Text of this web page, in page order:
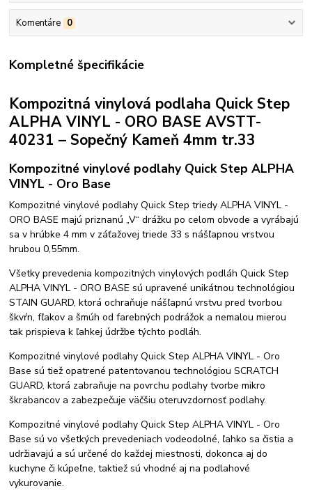
Komentáre 0
Kompletné špecifikácie
Kompozitná vinylová podlaha Quick Step
ALPHA VINYL - ORO BASE AVSTT-
40231 – Sopečný Kameň 4mm tr.33
Kompozitné vinylové podlahy Quick Step ALPHA
VINYL - Oro Base
Kompozitné vinylové podlahy Quick Step triedy ALPHA VINYL -
ORO BASE majú priznanú „V“ drážku po celom obvode a vyrábajú
sa v hrúbke 4 mm v záťažovej triede 33 s nášľapnou vrstvou
hrubou 0,55mm.
Všetky prevedenia kompozitných vinylových podláh Quick Step
ALPHA VINYL - ORO BASE sú upravené unikátnou technológiou
STAIN GUARD, ktorá ochraňuje nášľapnú vrstvu pred tvorbou
škvŕn, fľakov a šmúh od farebných podrážok a nemalou mierou
tak prispieva k ľahkej údržbe týchto podláh.
Kompozitné vinylové podlahy Quick Step ALPHA VINYL - Oro
Base sú tiež opatrené patentovanou technológiou SCRATCH
GUARD, ktorá zabraňuje na povrchu podlahy tvorbe mikro
škrabancov a zabezpečuje väčšiu oteruvzdornosť podlahy.
Kompozitné vinylové podlahy Quick Step ALPHA VINYL - Oro
Base sú vo všetkých prevedeniach vodeodolné, ľahko sa čistia a
udržiavajú a sú určené do každej miestnosti, dokonca aj do
kuchyne či kúpeľne, taktiež sú vhodné aj na podlahové
vykurovanie.